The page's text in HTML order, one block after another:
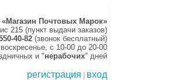
«Магазин Почтовых Марок»
215 (пункт выдачи заказов)
40-82 (звонок бесплатный)
c 10-00 до 20-00
и "нерабочих" дней
регистрация вход